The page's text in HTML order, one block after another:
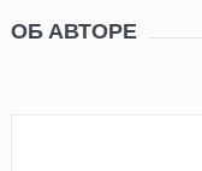
ОБ АВТОРЕ